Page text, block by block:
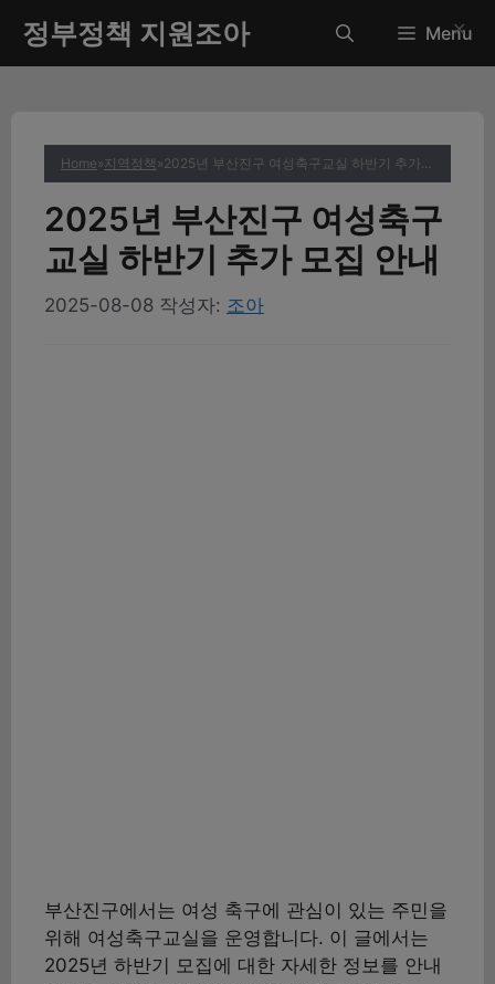
츠
정부정책 지원조아 Menu
Home»지역정책 » 2025년 부산진구 여성축구교실 하반기 추가 모집 안내
2025년 부산진구 여성축구
교실 하반기 추가 모집 안내
2025-08-08 작성자: 조아
부산진구에서는 여성 축구에 관심이 있는 주민을
위해 여성축구교실을 운영합니다. 이 글에서는
2025년 하반기 모집에 대한 자세한 정보를 안내
✕